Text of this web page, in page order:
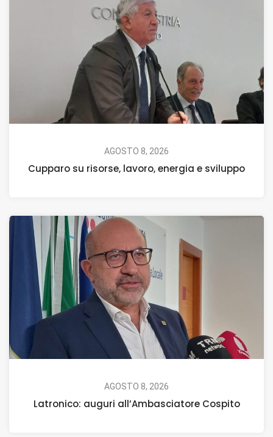
AGOSTO 8, 2026
Cupparo su risorse, lavoro, energia e sviluppo
AGOSTO 8, 2026
Latronico: auguri all’Ambasciatore Cospito